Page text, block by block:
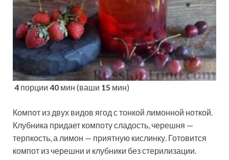
4 порции 40 мин (ваши 15 мин)
Компот из двух видов ягод с тонкой лимонной ноткой.
Клубника придает компоту сладость, черешня —
терпкость, а лимон — приятную кислинку. Готовится
компот из черешни и клубники без стерилизации.